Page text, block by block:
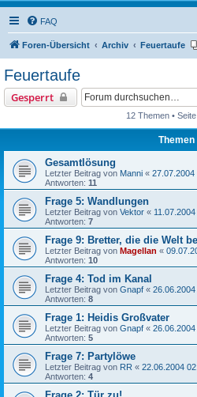
FAQ
Foren-Übersicht Archiv Feuertaufe
Feuertaufe
Gesperrt
12 Themen • Seite
Themen
Gesamtlösung
Letzter Beitrag von Manni « 27.07.2004
Antworten: 11
Frage 5: Wandlungen
Letzter Beitrag von Vektor «
Antworten: 7
Frage 9: Bretter, die die Welt
Letzter Beitrag von Magellan «
Antworten: 10
Frage 4: Tod im Kanal
Letzter Beitrag von Gnapf «
Antworten: 8
Frage 1: Heidis Großvater
Letzter Beitrag von Gnapf «
Antworten: 5
Frage 7: Partylöwe
Letzter Beitrag von RR « 22.06.2004
Antworten: 4